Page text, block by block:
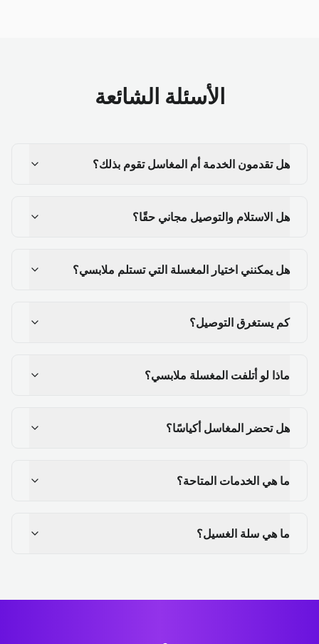
الأسئلة الشائعة
هل تقدمون الخدمة أم المغاسل تقوم بذلك؟
هل الاستلام والتوصيل مجاني حقًا؟
هل يمكنني اختيار المغسلة التي تستلم ملابسي؟
كم يستغرق التوصيل؟
ماذا لو أتلفت المغسلة ملابسي؟
هل تحضر المغاسل أكياسًا؟
ما هي الخدمات المتاحة؟
ما هي سلة الغسيل؟